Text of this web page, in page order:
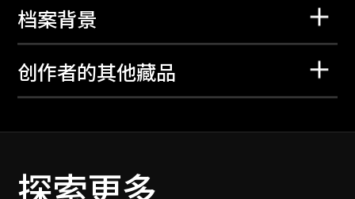
档案背景
创作者的其他藏品